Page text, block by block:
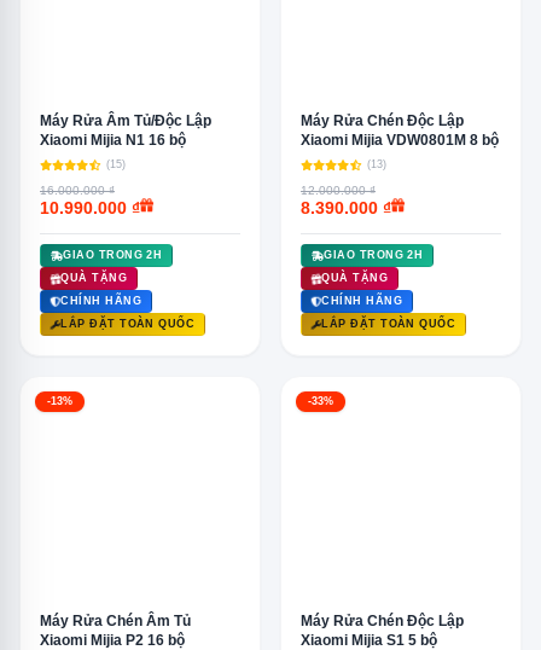
Máy Rửa Âm Tủ/Độc Lập
Xiaomi Mijia N1 16 bộ
(15)
16.000.000 ₫
10.990.000 ₫
GIAO TRONG 2H
QUÀ TẶNG
CHÍNH HÃNG
LẮP ĐẶT TOÀN QUỐC
Máy Rửa Chén Độc Lập
Xiaomi Mijia VDW0801M 8 bộ
(13)
12.000.000 ₫
8.390.000 ₫
GIAO TRONG 2H
QUÀ TẶNG
CHÍNH HÃNG
LẮP ĐẶT TOÀN QUỐC
-13%
Máy Rửa Chén Âm Tủ
Xiaomi Mijia P2 16 bộ
-33%
Máy Rửa Chén Độc Lập
Xiaomi Mijia S1 5 bộ